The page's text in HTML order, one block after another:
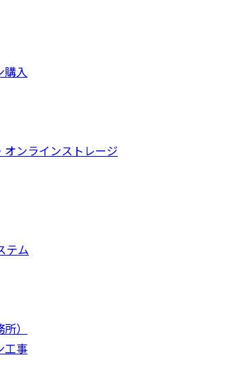
購入
ンラインストレージ
テム
）
工事